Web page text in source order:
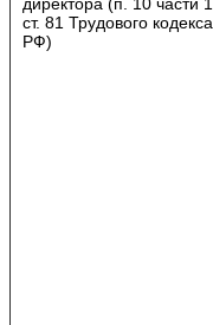
ст. 81 Трудового кодекса
РФ)